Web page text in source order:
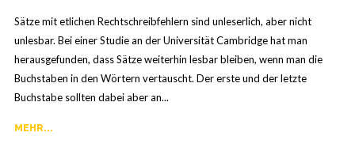
Sätze mit etlichen Rechtschreibfehlern sind unleserlich, aber nicht
unlesbar. Bei einer Studie an der Universität Cambridge hat man
herausgefunden, dass Sätze weiterhin lesbar bleiben, wenn man die
Buchstaben in den Wörtern vertauscht. Der erste und der letzte
Buchstabe sollten dabei aber an...
MEHR...